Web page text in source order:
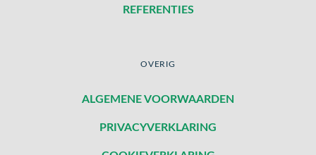
REFERENTIES
OVERIG
ALGEMENE VOORWAARDEN
PRIVACYVERKLARING